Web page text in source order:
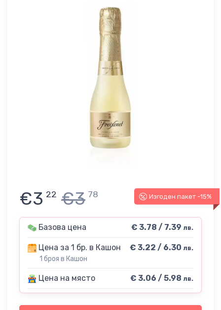
Изгоден пакет -15%
€3 22 €3 78
Базова цена € 3.78 / 7.39 лв.
Цена за 1 бр. в Кашон
1 броя в Кашон
€ 3.22 / 6.30 лв.
Цена на място € 3.06 / 5.98 лв.